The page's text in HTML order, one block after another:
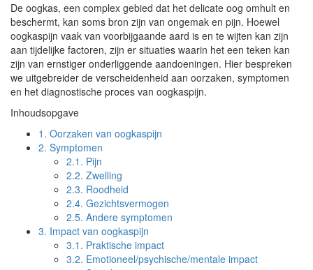
Social
media
De oogkas, een complex gebied dat het delicate oog omhult en
beschermt, kan soms bron zijn van ongemak en pijn. Hoewel
oogkaspijn vaak van voorbijgaande aard is en te wijten kan zijn
aan tijdelijke factoren, zijn er situaties waarin het een teken kan
zijn van ernstiger onderliggende aandoeningen. Hier bespreken
we uitgebreider de verscheidenheid aan oorzaken, symptomen
en het diagnostische proces van oogkaspijn.
Inhoudsopgave
1. Oorzaken van oogkaspijn
2. Symptomen
2.1. Pijn
2.2. Zwelling
2.3. Roodheid
2.4. Gezichtsvermogen
2.5. Andere symptomen
3. Impact van oogkaspijn
3.1. Praktische impact
3.2. Emotioneel/psychische/mentale impact